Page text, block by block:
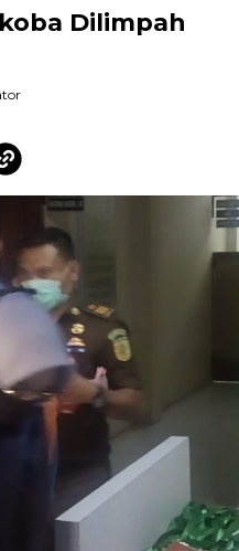
Dilimpah